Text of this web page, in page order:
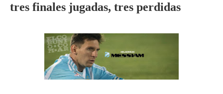
tres finales jugadas, tres perdidas